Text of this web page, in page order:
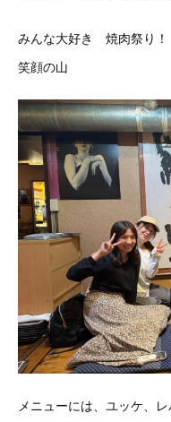
みんな大好き 焼肉祭り！
笑顔の山
メニューには、ユッケ、